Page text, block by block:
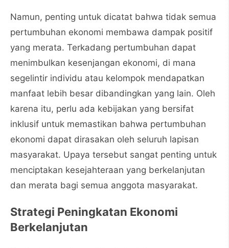
Namun, penting untuk dicatat bahwa tidak semua
pertumbuhan ekonomi membawa dampak positif
yang merata. Terkadang pertumbuhan dapat
menimbulkan kesenjangan ekonomi, di mana
segelintir individu atau kelompok mendapatkan
manfaat lebih besar dibandingkan yang lain. Oleh
karena itu, perlu ada kebijakan yang bersifat
inklusif untuk memastikan bahwa pertumbuhan
ekonomi dapat dirasakan oleh seluruh lapisan
masyarakat. Upaya tersebut sangat penting untuk
menciptakan kesejahteraan yang berkelanjutan
dan merata bagi semua anggota masyarakat.
Strategi Peningkatan Ekonomi
Berkelanjutan